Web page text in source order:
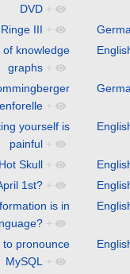
DVD +
III +
of knowledge
graphs +
+
yourself is
painful +
Hot Skull +
1st? +
is in
+
to pronounce
MySQL
+